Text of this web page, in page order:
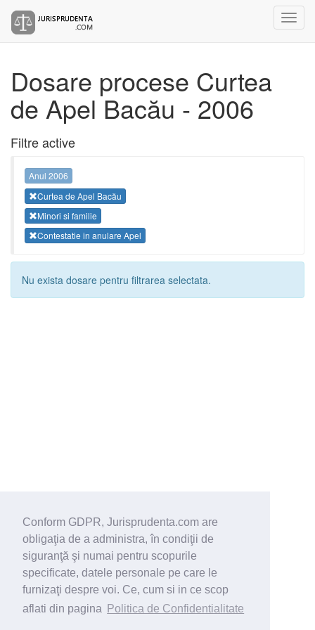
Conform GDPR, Jurisprudenta.com are
obligaţia de a administra, în condiţii de
siguranţă şi numai pentru scopurile
specificate, datele personale pe care le
furnizaţi despre voi. Ce, cum si in ce scop
aflati din pagina
Politica de Confidentialitate
Dosare procese Curtea
de Apel Bacău - 2006
Filtre active
Anul 2006
Curtea de Apel Bacău
Minori si familie
Contestatie in anulare Apel
Nu exista dosare pentru filtrarea selectata.